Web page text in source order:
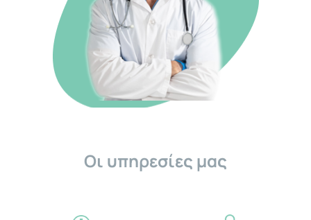
Οι υπηρεσίες μας